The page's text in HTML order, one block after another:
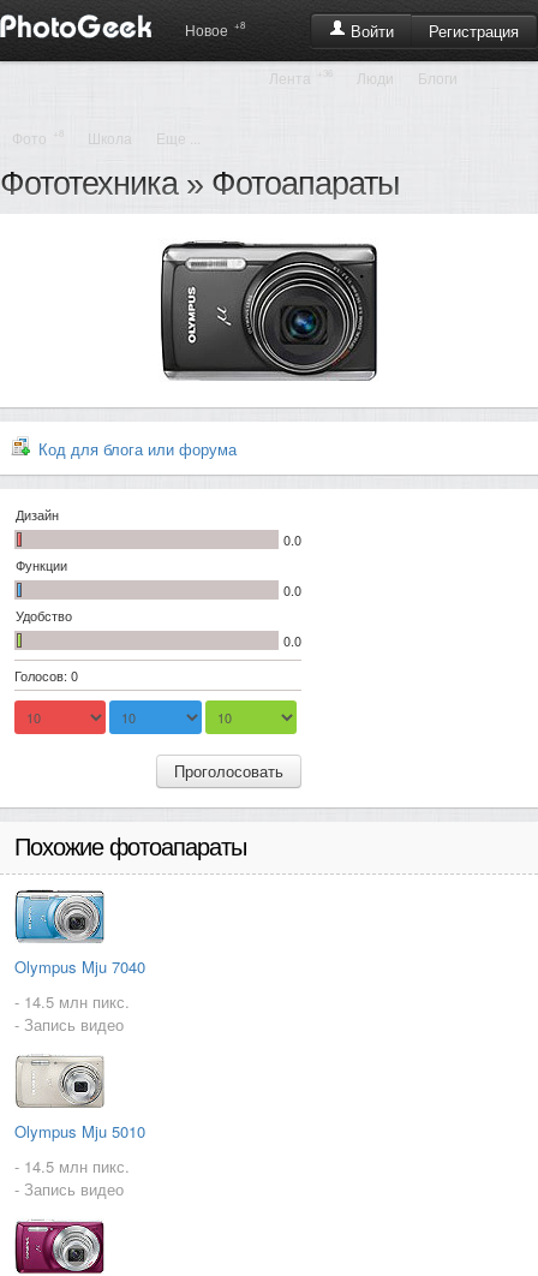
Войти Регистрация
Новое +8
Лента Люди Блоги
Фото Школа Еще ...
Фототехника» Фотоапараты
Код для блога или форума
Дизайн
0.0
Функции
0.0
Удобство
0.0
Голосов: 0
Проголосовать
Похожие фотоапараты
Olympus Mju 7040
- 14.5 млн пикс.
- Запись видео
Olympus Mju 5010
- 14.5 млн пикс.
- Запись видео